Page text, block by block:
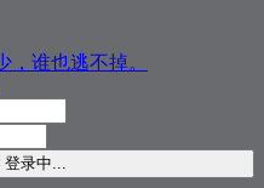
谁也逃不掉。
登录中...